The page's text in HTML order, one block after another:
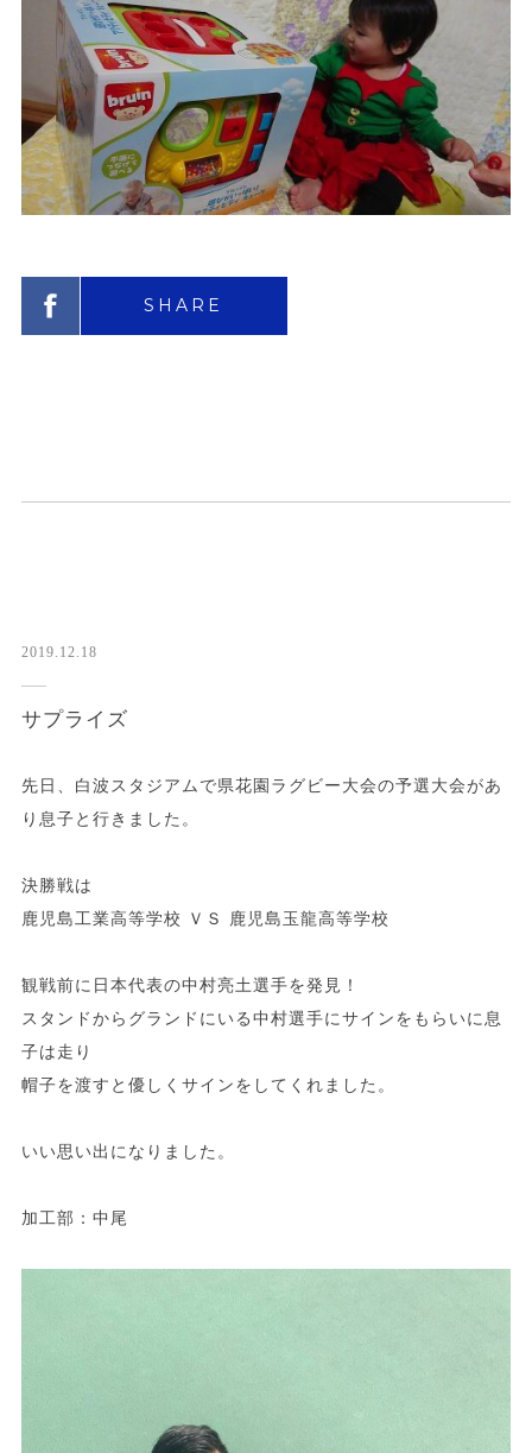
SHARE
2019.12.18
サプライズ
先日、白波スタジアムで県花園ラグビー大会の予選大会があ
り息子と行きました。
決勝戦は
鹿児島工業高等学校 ＶＳ 鹿児島玉龍高等学校
観戦前に日本代表の中村亮土選手を発見！
スタンドからグランドにいる中村選手にサインをもらいに息
子は走り
帽子を渡すと優しくサインをしてくれました。
いい思い出になりました。
加工部：中尾